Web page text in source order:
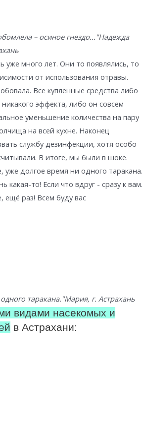
– осиное гнездо..."Надежда
уже много лет. Они то появлялись, то
от использования отравы.
Все купленные средства либо
эффекта, либо он совсем
уменьшение количества на пару
на всей кухне. Наконец
службу дезинфекции, хотя особо
В итоге, мы были в шоке.
уже долгое время ни одного таракана.
какая-то! Если что вдруг - сразу к вам.
ещё раз! Всем буду вас
таракана."Мария, г. Астрахань
видами насекомых и
в Астрахани: